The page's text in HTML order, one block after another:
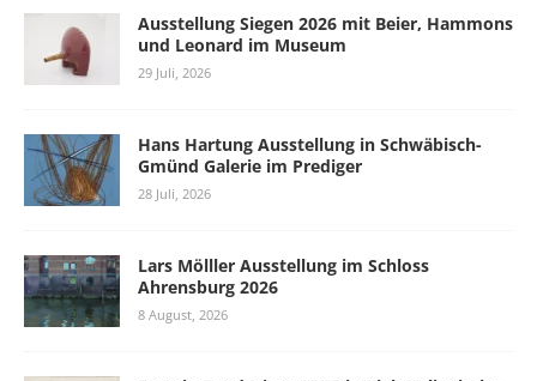
Ausstellung Siegen 2026 mit Beier, Hammons
und Leonard im Museum
29 Juli, 2026
Hans Hartung Ausstellung in Schwäbisch-
Gmünd Galerie im Prediger
28 Juli, 2026
Lars Mölller Ausstellung im Schloss
Ahrensburg 2026
8 August, 2026